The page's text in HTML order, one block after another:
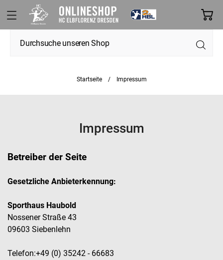
Startseite Impressum
Impressum
Betreiber der Seite
Gesetzliche Anbieterkennung:
Sporthaus Haubold
Nossener Straße 43
09603 Siebenlehn
Telefon:+49 (0) 35242 - 66683